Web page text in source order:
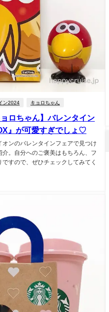
ン2024 キョロちゃん
ロちゃん】バレンタイン
』が可愛すぎでしょ♡
オンのバレンタインフェアで見つけ
。自分へのご褒美はもちろん、フ
すので、ぜひチェックしてみてく